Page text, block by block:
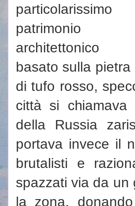
particolarissimo
patrimonio
architettonico
basato sulla
di tufo rosso,
città si chiamava
della Russia
portava invece il
brutalisti e
spazzati via da un
la zona,